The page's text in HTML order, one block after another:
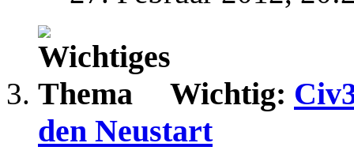
Wichtig:
den Neustart